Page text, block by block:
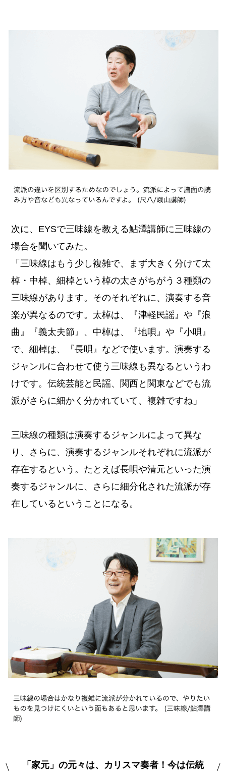
次に、EYSで三味線を教える鮎澤講師に三味線の
場合を聞いてみた。
「三味線はもう少し複雑で、まず大きく分けて太
棹・中棹、細棹という棹の太さがちがう３種類の
三味線があります。そのそれぞれに、演奏する音
楽が異なるのです。太棹は、『津軽民謡』や『浪
曲』『義太夫節』、中棹は、『地唄』や『小唄』
で、細棹は、『長唄』などで使います。演奏する
ジャンルに合わせて使う三味線も異なるというわ
けです。伝統芸能と民謡、関西と関東などでも流
派がさらに細かく分かれていて、複雑ですね」
三味線の種類は演奏するジャンルによって異な
り、さらに、演奏するジャンルそれぞれに流派が
存在するという。たとえば長唄や清元といった演
奏するジャンルに、さらに細分化された流派が存
在しているということになる。
「家元」の元々は、カリスマ奏者！今は伝統